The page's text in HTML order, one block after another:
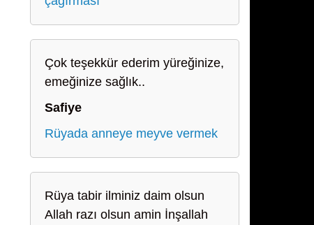
Çok teşekkür ederim yüreğinize,
emeğinize sağlık..
Safiye
Rüyada anneye meyve vermek
Rüya tabir ilminiz daim olsun
Allah razı olsun amin İnşallah